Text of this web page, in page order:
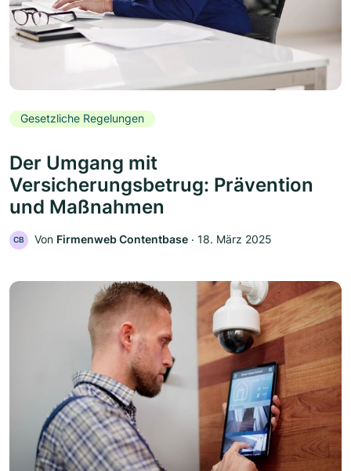
Gesetzliche Regelungen
Der Umgang mit
Versicherungsbetrug: Prävention
und Maßnahmen
CB Von Firmenweb Contentbase ‧ 18. März 2025